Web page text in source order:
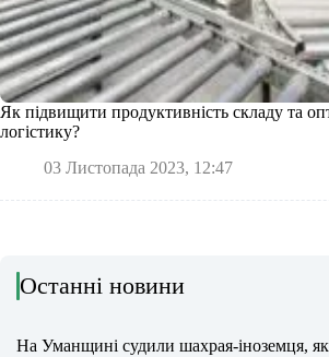
Як підвищити продуктивність складу та
логістику?
03 Листопада 2023, 12:47
Останні новини
На Уманщині судили шахрая-іноземця,